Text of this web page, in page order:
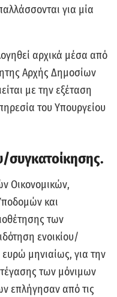
για μία
αρχικά μέσα από
Αρχής Δημοσίων
με την εξέταση
του Υπουργείου
συγκατοίκησης.
Οικονομικών,
και
των
ενοικίου/
μηνιαίως, για την
των μόνιμων
επλήγησαν από τις